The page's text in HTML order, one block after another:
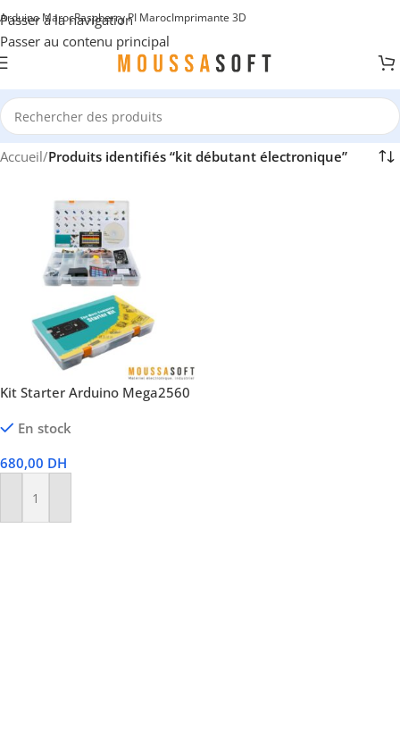
Passer à la navigation
Passer au contenu principal
Arduino MarocRaspberry PI MarocImprimante 3D
Accueil/Produits identifiés “kit débutant électronique”
Kit Starter Arduino Mega2560
En stock
680,00 DH
Ajouter Au Panier